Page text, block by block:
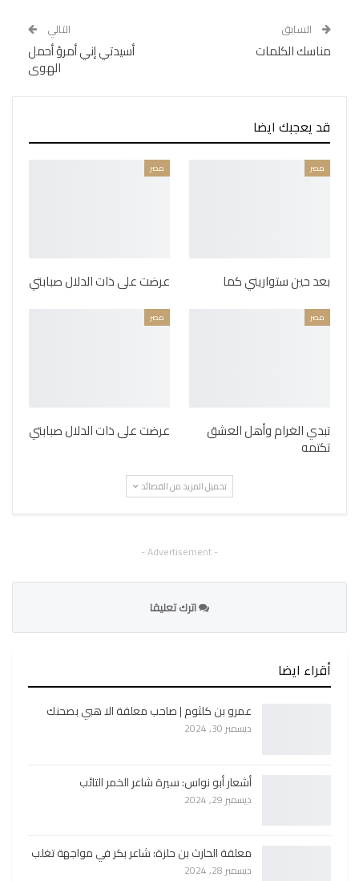
السابق
مناسك الكلمات
التالي
أسيدتي إني أمرؤ أحمل
الهوى
قد يعجبك ايضا
مصر
بعد حين ستواريني كما
مصر
عرضت على ذات الدلال صبابتي
مصر
تبدي الغرام وأهل العشق
تكتمه
مصر
عرضت على ذات الدلال صبابتي
تحميل المزيد من القصائد
- Advertisement -
اترك تعليقا
أقراء ايضا
عمرو بن كلثوم | صاحب معلقة الا هبي بصحنك
ديسمبر 30, 2024
أشعار أبو نواس: سيرة شاعر الخمر التائب
ديسمبر 29, 2024
معلقة الحارث بن حلزة: شاعر بكر في مواجهة تغلب
ديسمبر 28, 2024